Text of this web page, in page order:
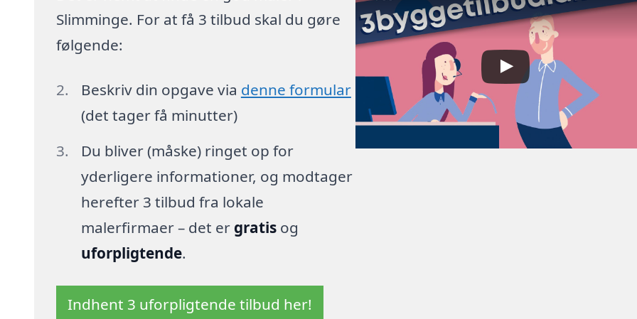
Slimminge. For at få 3 tilbud skal du gøre
følgende:
Beskriv din opgave via denne formular
(det tager få minutter)
Du bliver (måske) ringet op for
yderligere informationer, og modtager
herefter 3 tilbud fra lokale
malerfirmaer – det er gratisog
uforpligtende.
Indhent 3 uforpligtende tilbud her!